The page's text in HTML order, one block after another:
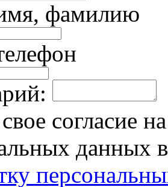
фамилию
согласие
данных